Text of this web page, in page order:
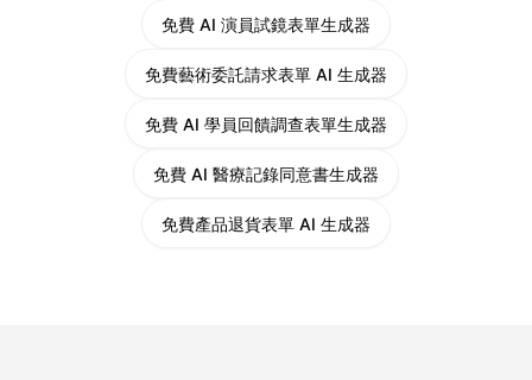
免費 AI 演員試鏡表單生成器
免費藝術委託請求表單 AI 生成器
免費 AI 學員回饋調查表單生成器
免費 AI 醫療記錄同意書生成器
免費產品退貨表單 AI 生成器